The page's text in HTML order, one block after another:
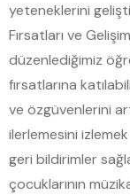
yeteneklerini
Fırsatları ve
düzenlediğimiz
fırsatlarına
ve özgüvenlerini
ilerlemesini
geri bildirimler
çocuklarının